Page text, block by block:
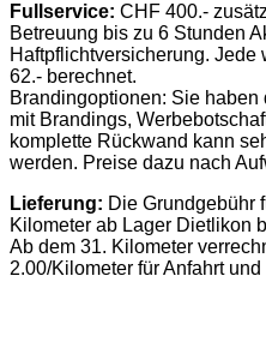
Fullservice: CHF 400.-
Betreuung bis zu 6 Stunden
Haftpflichtversicherung.
62.- berechnet.
Brandingoptionen: Sie
mit Brandings,
komplette Rückwand kann
werden. Preise dazu nach
Lieferung: Die Grundgebühr
Kilometer ab Lager Dietlikon
Ab dem 31. Kilometer
2.00/Kilometer für Anfahrt